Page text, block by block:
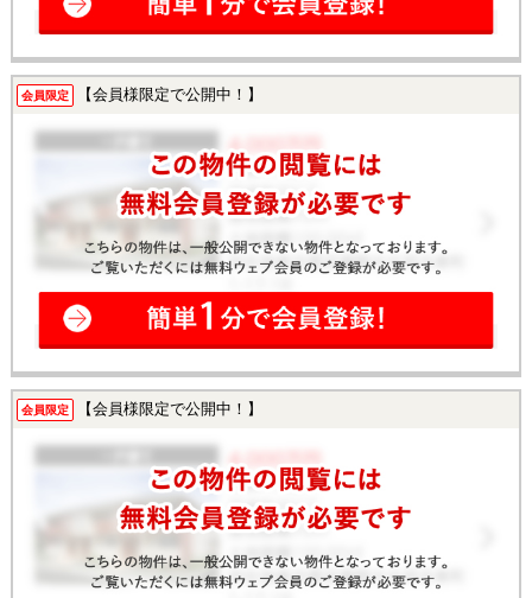
会員限定 【会員様限定で公開中！】
会員限定 【会員様限定で公開中！】